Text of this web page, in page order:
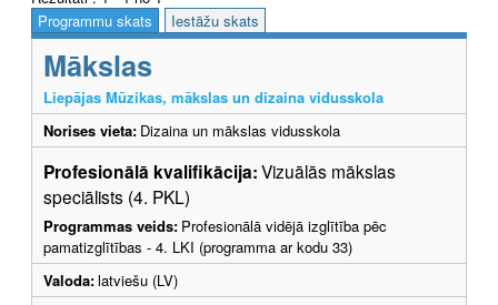
Programmu skats
Iestāžu skats
Mākslas
Liepājas Mūzikas, mākslas un dizaina vidusskola
Norises vieta: Dizaina un mākslas vidusskola
Profesionālā kvalifikācija:Vizuālās mākslas
speciālists (4. PKL)
Programmas veids: Profesionālā vidējā izglītība pēc
pamatizglītības - 4. LKI (programma ar kodu 33)
Valoda:latviešu (LV)